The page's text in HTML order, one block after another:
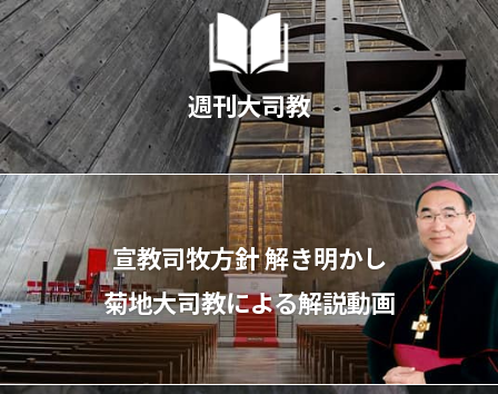
週刊大司教
宣教司牧⽅針 解き明かし
菊地⼤司教による解説動画